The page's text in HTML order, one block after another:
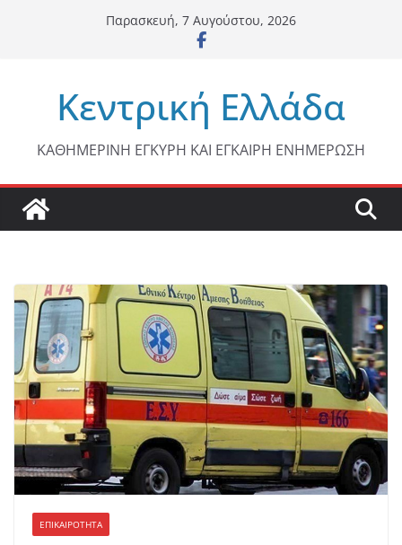
Παρασκευή, 7 Αυγούστου, 2026
Κεντρική Ελλάδα
ΚΑΘΗΜΕΡΙΝΗ ΕΓΚΥΡΗ ΚΑΙ ΕΓΚΑΙΡΗ ΕΝΗΜΕΡΩΣΗ
ΕΠΙΚΑΙΡΟΤΗΤΑ